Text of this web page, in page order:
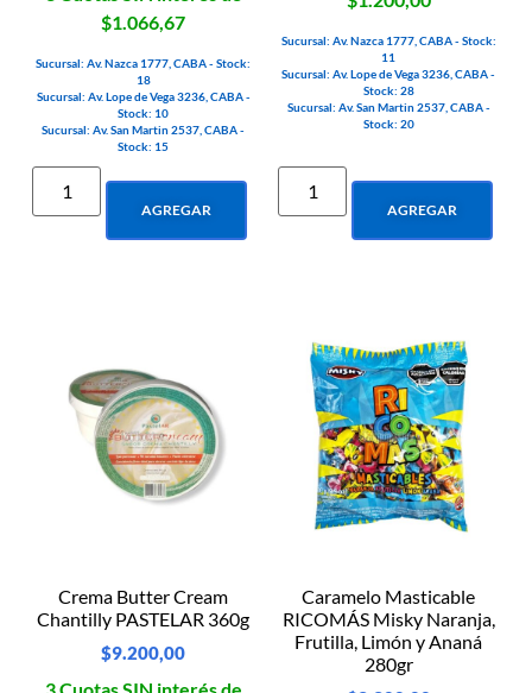
$1.066,67
Sucursal: Av. Nazca 1777, CABA - Stock:
18
Sucursal: Av. Lope de Vega 3236, CABA -
Stock: 10
Sucursal: Av. San Martin 2537, CABA -
Stock: 15
AGREGAR
Sucursal: Av. Nazca 1777, CABA - Stock:
11
Sucursal: Av. Lope de Vega 3236, CABA -
Stock: 28
Sucursal: Av. San Martin 2537, CABA -
Stock: 20
AGREGAR
Crema Butter Cream
Chantilly PASTELAR 360g
$9.200,00
Caramelo Masticable
RICOMÁS Misky Naranja,
Frutilla, Limón y Ananá
280gr